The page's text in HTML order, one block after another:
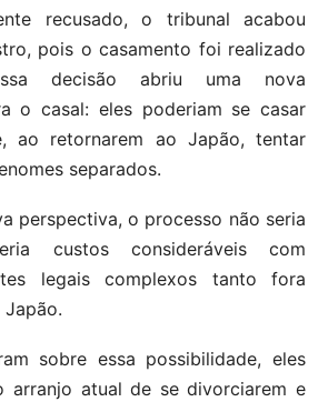
recusado, o tribunal acabou
pois o casamento foi realizado
decisão abriu uma nova
o casal: eles poderiam se casar
ao retornarem ao Japão, tentar
separados.
perspectiva, o processo não seria
custos consideráveis com
legais complexos tanto fora
sobre essa possibilidade, eles
arranjo atual de se divorciarem e